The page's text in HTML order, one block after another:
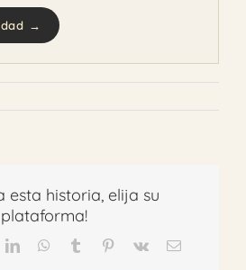
→
esta historia, elija su
plataforma!
LinkedInWhatsApp
Tumblr Pinterest
Vk
Correo